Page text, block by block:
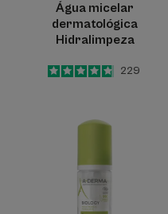
Água micelar
dermatológica
Hidralimpeza
4.8
/5
229
BIOLOGY
Limpeza